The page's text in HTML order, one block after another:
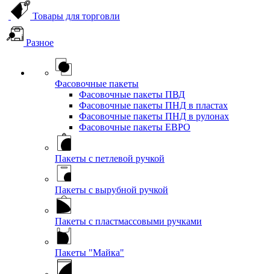
Товары для торговли
Разное
Фасовочные пакеты
Фасовочные пакеты ПВД
Фасовочные пакеты ПНД в пластах
Фасовочные пакеты ПНД в рулонах
Фасовочные пакеты ЕВРО
Пакеты с петлевой ручкой
Пакеты с вырубной ручкой
Пакеты с пластмассовыми ручками
Пакеты "Майка"